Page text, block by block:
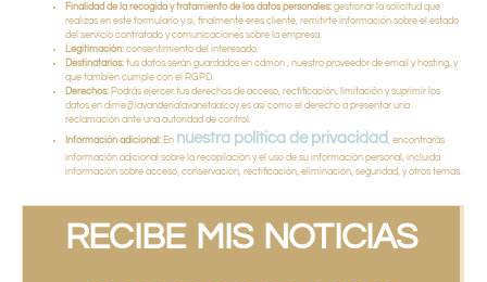
Finalidad de la recogida y tratamiento de los datos personales: gestionar la solicitud que
realizas en este formulario y si, finalmente eres cliente, remitirte información sobre el estado
del servicio contratado y comunicaciones sobre la empresa.
Legitimación: consentimiento del interesado.
Destinatarios: tus datos serán guardados en cdmon , nuestro proveedor de email y hosting, y
que también cumple con el RGPD.
Derechos: Podrás ejercer tus derechos de acceso, rectificación, limitación y suprimir los
datos en dime@lavanderialavanetaalcoy.es así como el derecho a presentar una
reclamación ante una autoridad de control.
Información adicional: En nuestra política de privacidad , encontrarás
información adicional sobre la recopilación y el uso de su información personal, incluida
información sobre acceso, conservación, rectificación, eliminación, seguridad, y otros temas.
RECIBE MIS NOTICIAS